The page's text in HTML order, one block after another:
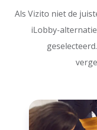
Als Vizito niet de
iLobby-